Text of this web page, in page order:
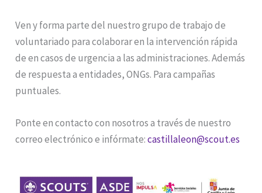
Ven y forma parte del nuestro grupo de trabajo de
voluntariado para colaborar en la intervención rápida
de en casos de urgencia a las administraciones. Además
de respuesta a entidades, ONGs. Para campañas
puntuales.
Ponte en contacto con nosotros a través de nuestro
correo electrónico e infórmate:castillaleon@scout.es